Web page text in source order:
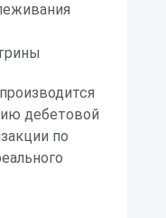
дебетовой
по